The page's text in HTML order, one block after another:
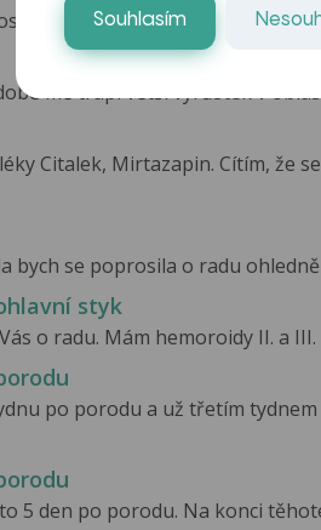
som trpela hemeroidmi zrejme
mě trápí větší výrůstek v
Citalek, Mirtazapin. Cítím, že
bych se poprosila o radu
styk
o radu. Mám hemoroidy II. a III.
po porodu a už třetím
5 den po porodu. Na konci
Souhlasím